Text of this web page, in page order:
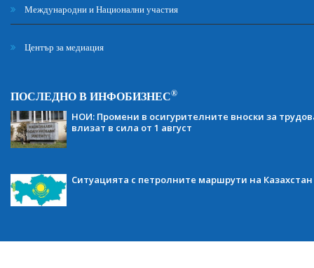
Международни и Национални участия
Център за медиация
ПОСЛЕДНО В ИНФОБИЗНЕС®
НОИ: Промени в осигурителните вноски за
влизат в сила от 1 август
Ситуацията с петролните маршрути на Казахстан